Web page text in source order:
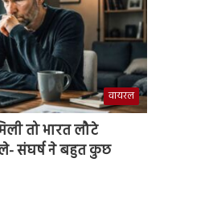
वायरल
तो भारत लौटे
संघर्ष ने बहुत कुछ